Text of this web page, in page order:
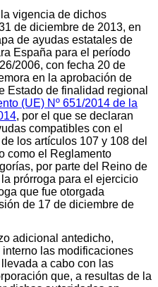
vigencia de dichos
de diciembre de 2013, en
de ayudas estatales de
España para el período
2006, con fecha 20 de
en la aprobación de
Estado de finalidad regional
(UE) Nº 651/2014 de la
, por el que se declaran
compatibles con el
los artículos 107 y 108 del
como el Reglamento
por parte del Reino de
prórroga para el ejercicio
que fue otorgada
de 17 de diciembre de
adicional antedicho,
las modificaciones
a cabo con las
que, a resultas de la